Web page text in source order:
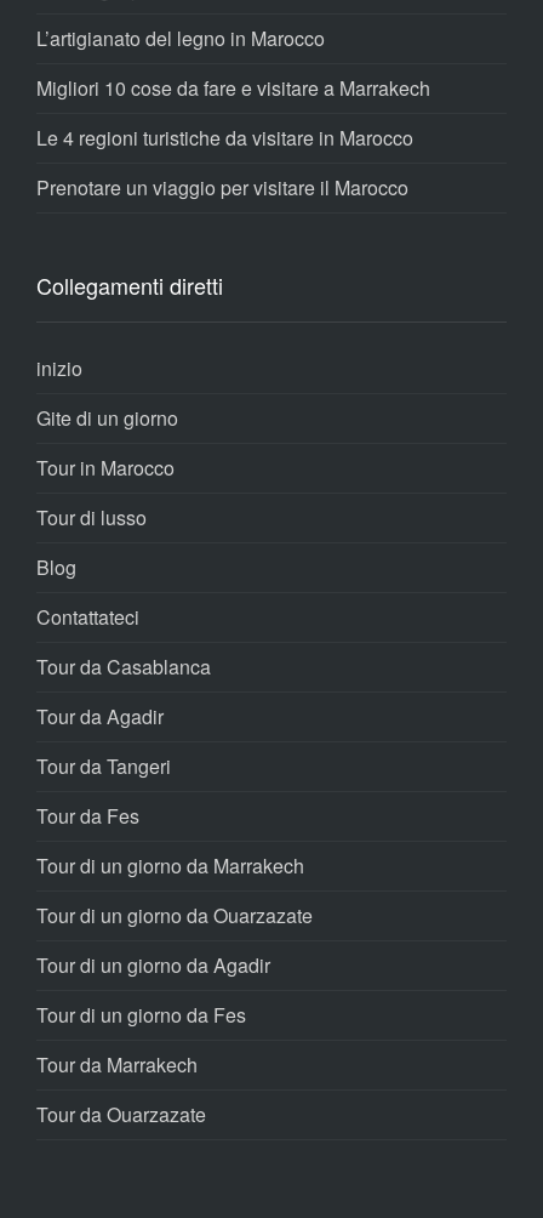
L’artigianato del legno in Marocco
Migliori 10 cose da fare e visitare a Marrakech
Le 4 regioni turistiche da visitare in Marocco
Prenotare un viaggio per visitare il Marocco
Collegamenti diretti
inizio
Gite di un giorno
Tour in Marocco
Tour di lusso
Blog
Contattateci
Tour da Casablanca
Tour da Agadir
Tour da Tangeri
Tour da Fes
Tour di un giorno da Marrakech
Tour di un giorno da Ouarzazate
Tour di un giorno da Agadir
Tour di un giorno da Fes
Tour da Marrakech
Tour da Ouarzazate